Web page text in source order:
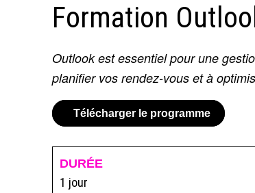
Formation
Outlook est essentiel pour une
planifier vos rendez-vous et à
Télécharger le programme
DURÉE
1 jour